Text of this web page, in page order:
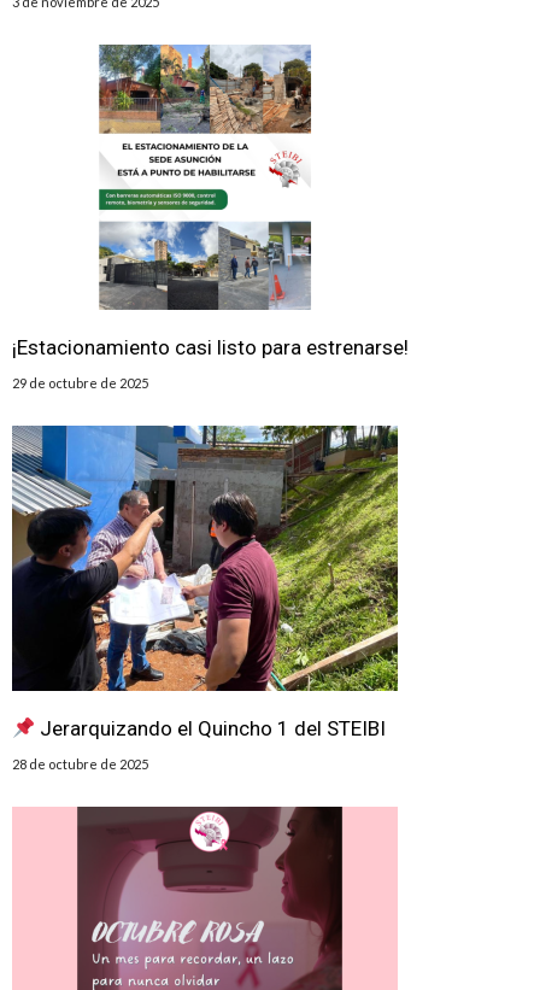
¡Estacionamiento casi listo para estrenarse!
29 de octubre de 2025
Jerarquizando el Quincho 1 del STEIBI
28 de octubre de 2025